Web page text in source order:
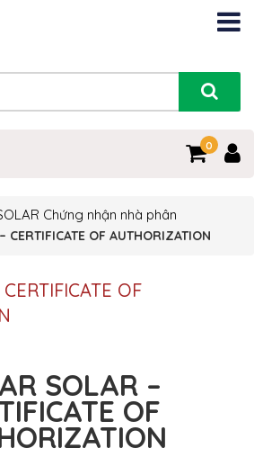
0
Chứng nhận nhà phân
CERTIFICATE OF AUTHORIZATION
OF
SOLAR –
OF